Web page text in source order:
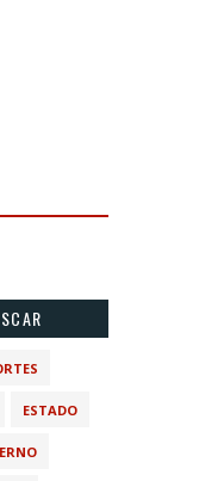
ESTADO